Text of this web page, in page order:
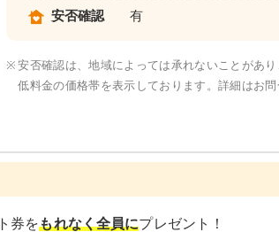
元気旬菜・元気旬菜プラス
安否確認 有
※ 安否確認は、地域によっては承れないことがあ
低料金の価格帯を表示しております。詳細はお
券をもれなく全員にプレゼント！